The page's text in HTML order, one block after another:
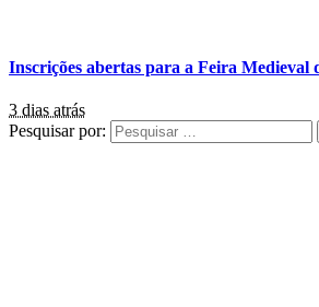
Inscrições abertas para a Feira Medieval
3 dias atrás
Pesquisar por: